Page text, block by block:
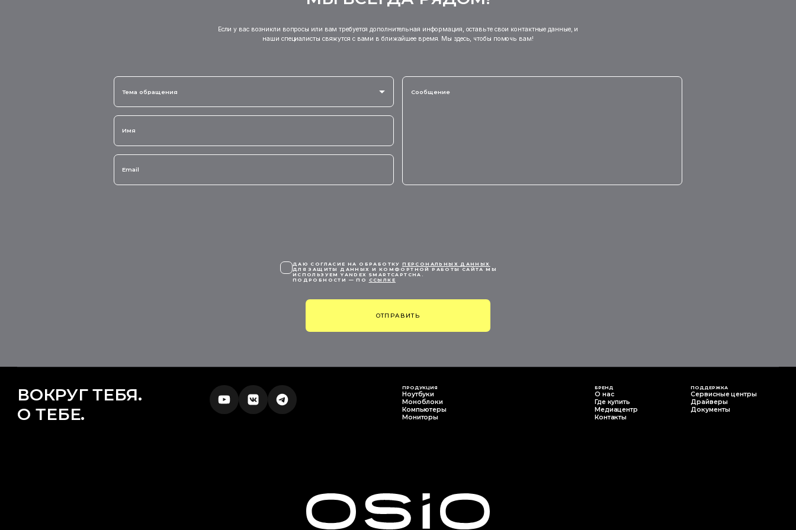
Если у вас возникли вопросы или вам требуется дополнительная информация, оставьте свои контактные данные, и
наши специалисты свяжутся с вами в ближайшее время. Мы здесь, чтобы помочь вам!
Тема обращения
ДАЮ СОГЛАСИЕ НА ОБРАБОТКУПЕРСОНАЛЬНЫХ ДАННЫХ
ДЛЯ ЗАЩИТЫ ДАННЫХ И КОМФОРТНОЙ РАБОТЫ САЙТА МЫ
ИСПОЛЬЗУЕМ YANDEX SMARTCAPTCHA.
ПОДРОБНОСТИ — ПО
ССЫЛКЕ
ОТПРАВИТЬ
ВОКРУГ ТЕБЯ.
О ТЕБЕ.
ПРОДУКЦИЯ
Ноутбуки
Моноблоки
Компьютеры
Мониторы
БРЕНД
О нас
Где купить
Медиацентр
Контакты
ПОДДЕРЖКА
Сервисные центры
Драйверы
Документы